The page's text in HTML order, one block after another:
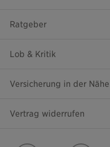
Ratgeber
Lob & Kritik
Versicherung in der Nähe
Vertrag widerrufen